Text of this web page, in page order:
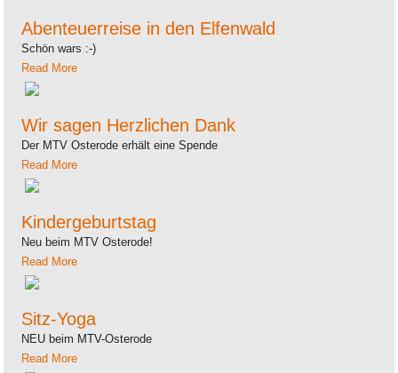
Abenteuerreise in den Elfenwald
Schön wars :-)
Read More
Wir sagen Herzlichen Dank
Der MTV Osterode erhält eine Spende
Read More
Kindergeburtstag
Neu beim MTV Osterode!
Read More
Sitz-Yoga
NEU beim MTV-Osterode
Read More